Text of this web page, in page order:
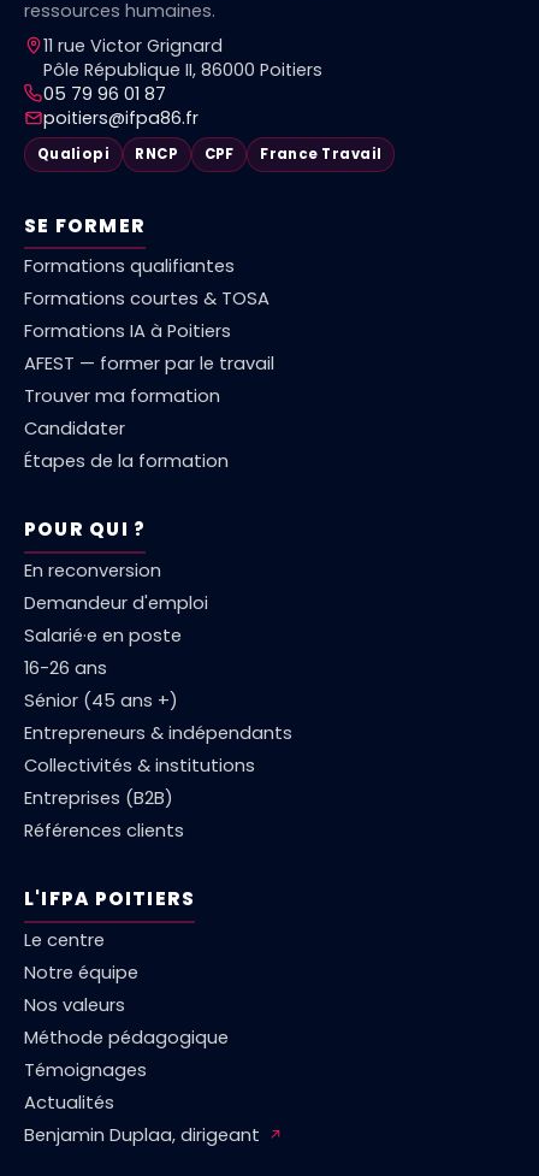
ressources humaines.
11 rue Victor Grignard
Pôle République II, 86000 Poitiers
05 79 96 01 87
poitiers@ifpa86.fr
Qualiopi RNCP CPF France Travail
SE FORMER
Formations qualifiantes
Formations courtes & TOSA
Formations IA à Poitiers
AFEST — former par le travail
Trouver ma formation
Candidater
Étapes de la formation
POUR QUI ?
En reconversion
Demandeur d'emploi
Salarié·e en poste
16-26 ans
Sénior (45 ans +)
Entrepreneurs & indépendants
Collectivités & institutions
Entreprises (B2B)
Références clients
L'IFPA POITIERS
Le centre
Notre équipe
Nos valeurs
Méthode pédagogique
Témoignages
Actualités
Benjamin Duplaa, dirigeant ↗